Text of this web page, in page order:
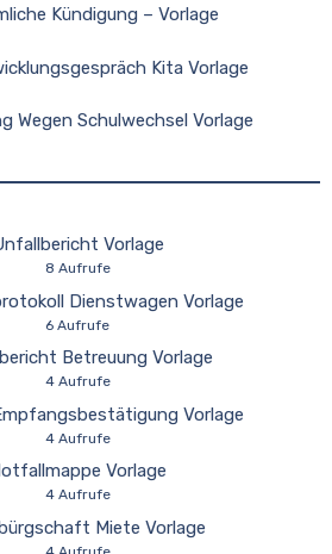
Kündigung – Vorlage
Kita Vorlage
Wegen Schulwechsel Vorlage
Vorlage
8 Aufrufe
Dienstwagen Vorlage
6 Aufrufe
Betreuung Vorlage
4 Aufrufe
Vorlage
4 Aufrufe
Vorlage
4 Aufrufe
Miete Vorlage